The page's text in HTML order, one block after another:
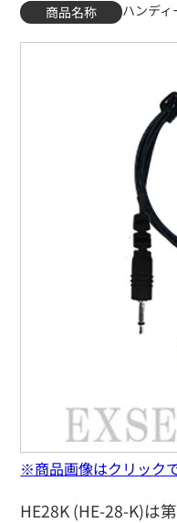
商品名称
ハンデ
HE28K (HE-28-K)は
※商品画像はクリック